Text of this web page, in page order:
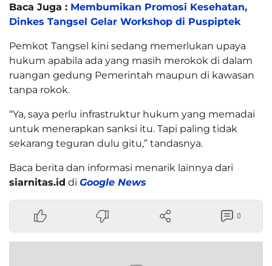
Baca Juga : Membumikan Promosi Kesehatan,
Dinkes Tangsel Gelar Workshop di Puspiptek
Pemkot Tangsel kini sedang memerlukan upaya
hukum apabila ada yang masih merokok di dalam
ruangan gedung Pemerintah maupun di kawasan
tanpa rokok.
“Ya, saya perlu infrastruktur hukum yang memadai
untuk menerapkan sanksi itu. Tapi paling tidak
sekarang teguran dulu gitu,” tandasnya.
Baca berita dan informasi menarik lainnya dari
siarnitas.id di Google News
0